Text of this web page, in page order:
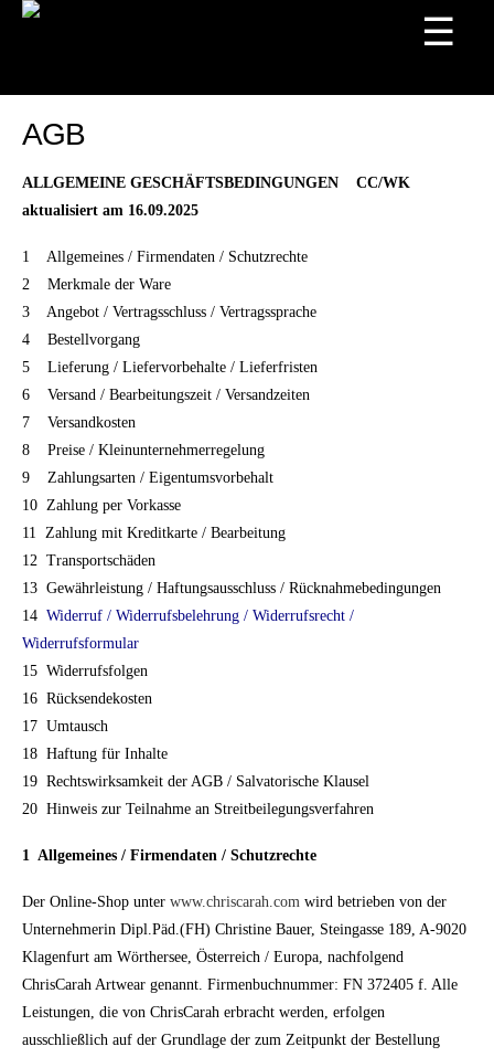
☰
AGB
ALLGEMEINE GESCHÄFTSBEDINGUNGEN CC/WK
aktualisiert am 16.09.2025
1
Allgemeines / Firmendaten / Schutzrechte
2
Merkmale der Ware
3
Angebot / Vertragsschluss / Vertragssprache
4
Bestellvorgang
5
Lieferung / Liefervorbehalte / Lieferfristen
6
Versand / Bearbeitungszeit / Versandzeiten
7
Versandkosten
8
Preise / Kleinunternehmerregelung
9
Zahlungsarten / Eigentumsvorbehalt
10 Zahlung per Vorkasse
11 Zahlung mit Kreditkarte / Bearbeitung
12 Transportschäden
13 Gewährleistung / Haftungsausschluss / Rücknahmebedingungen
14 Widerruf / Widerrufsbelehrung / Widerrufsrecht /
Widerrufsformular
15 Widerrufsfolgen
16 Rücksendekosten
17 Umtausch
18 Haftung für Inhalte
19 Rechtswirksamkeit der AGB / Salvatorische Klausel
20 Hinweis zur Teilnahme an Streitbeilegungsverfahren
1 Allgemeines / Firmendaten / Schutzrechte
Der Online-Shop unter www.chriscarah.comwird betrieben von der
Unternehmerin Dipl.Päd.(FH) Christine Bauer, Steingasse 189, A-9020
Klagenfurt am Wörthersee, Österreich / Europa, nachfolgend
ChrisCarah Artwear genannt. Firmenbuchnummer: FN 372405 f. Alle
Leistungen, die von ChrisCarah erbracht werden, erfolgen
ausschließlich auf der Grundlage der zum Zeitpunkt der Bestellung